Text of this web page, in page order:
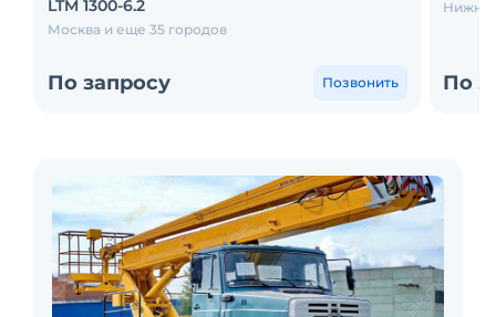
LTM 1300-6.2
Москва и еще 35 городов
По запросу Позвонить По